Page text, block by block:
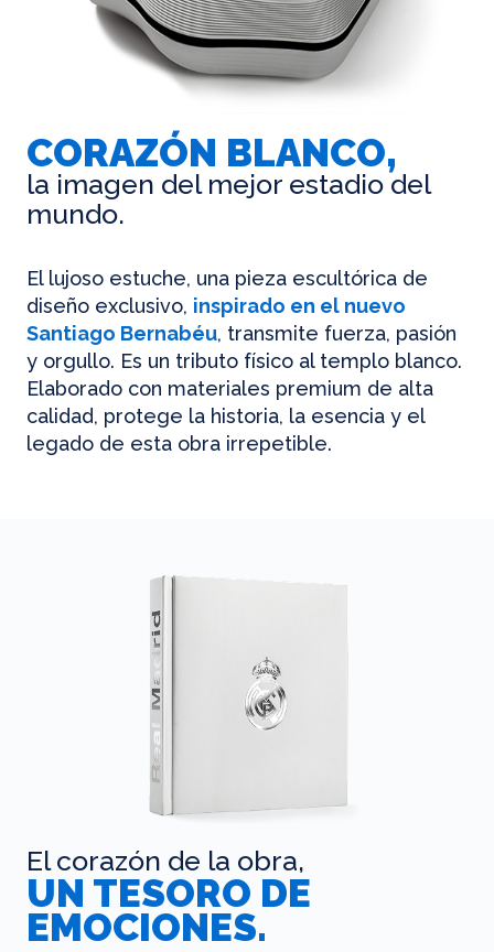
CORAZÓN BLANCO,
la imagen del mejor estadio del
mundo.
El lujoso estuche, una pieza escultórica de
diseño exclusivo, inspirado en el nuevo
Santiago Bernabéu, transmite fuerza, pasión
y orgullo. Es un tributo físico al templo blanco.
Elaborado con materiales premium de alta
calidad, protege la historia, la esencia y el
legado de esta obra irrepetible.
El corazón de la obra,
UN TESORO DE
EMOCIONES.